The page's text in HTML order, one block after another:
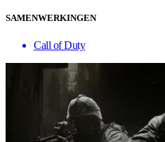
SAMENWERKINGEN
Call of Duty